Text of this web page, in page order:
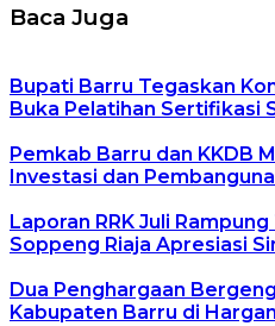
Baca Juga
Bupati Barru Tegaskan
Buka Pelatihan Sertifikasi
Pemkab Barru dan KKDB
Investasi dan
Laporan RRK Juli
Soppeng Riaja Apresiasi
Dua Penghargaan
Kabupaten Barru di